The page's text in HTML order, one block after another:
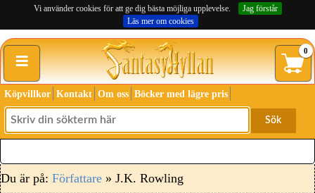
Vi använder cookies för att ge dig bästa möjliga upplevelse.
Jag förstår
Läs mer om cookies
≡ 0
Köpvillkor Kontakt Om oss Böcker med lägre pris
Sök
Du är på: Författare » J.K. Rowling